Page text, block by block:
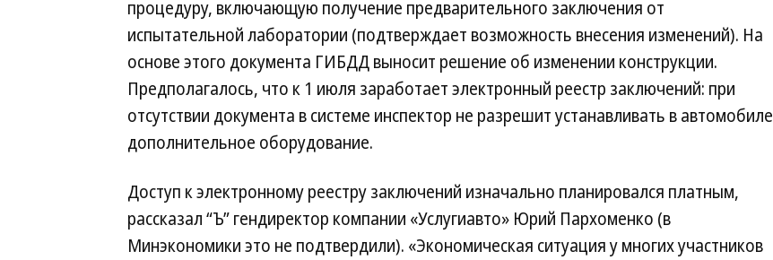
процедуру, включающую получение предварительного заключения от
испытательной лаборатории (подтверждает возможность внесения изменений). На
основе этого документа ГИБДД выносит решение об изменении конструкции.
Предполагалось, что к 1 июля заработает электронный реестр заключений: при
отсутствии документа в системе инспектор не разрешит устанавливать в автомобиле
дополнительное оборудование.
Доступ к электронному реестру заключений изначально планировался платным,
рассказал “Ъ” гендиректор компании «Услугиавто» Юрий Пархоменко (в
Минэкономики это не подтвердили). «Экономическая ситуация у многих участников